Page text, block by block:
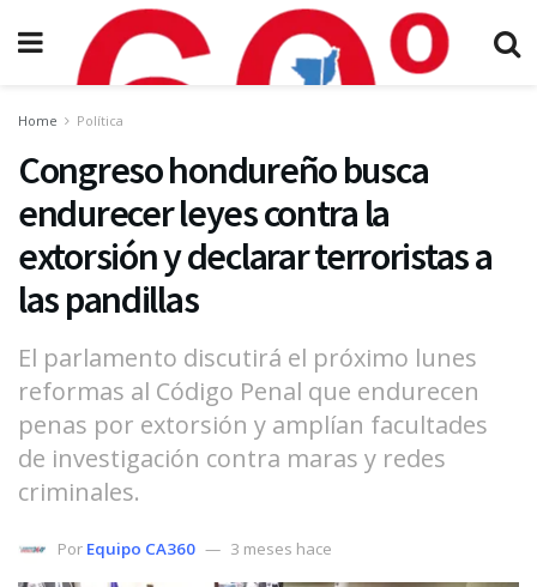
Home Política
Congreso hondureño busca
endurecer leyes contra la
extorsión y declarar terroristas a
las pandillas
El parlamento discutirá el próximo lunes
reformas al Código Penal que endurecen
penas por extorsión y amplían facultades
de investigación contra maras y redes
criminales.
Por Equipo CA360 3 meses hace